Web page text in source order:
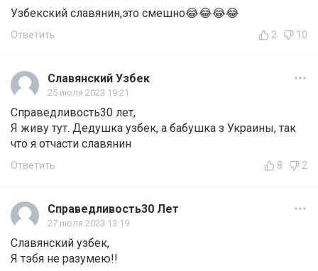
Узбекский славянин,это смешно😂😂😂😂
Ответить 2 10
Славянский Узбек
25 июля 2023 19:21
Справедливость30 лет,
Я живу тут. Дедушка узбек, а бабушка з Украины, так
что я отчасти славянин
Ответить 8 2
Справедливость30 Лет
27 июля 2023 13:19
Славянский узбек,
Я тэбя не разумею!!